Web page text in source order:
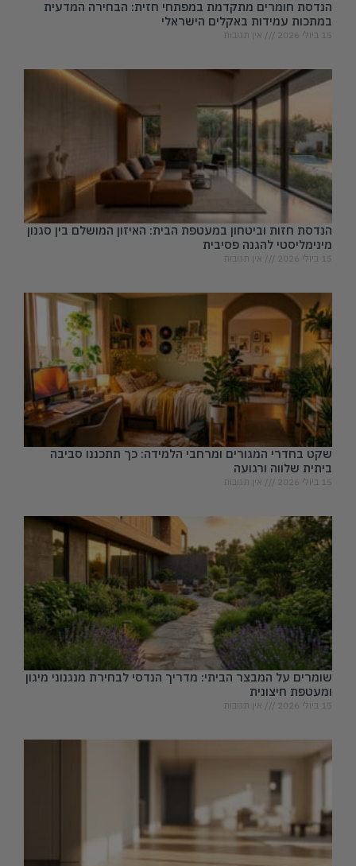
הנדסת חומרים מתקדמת במפתחי חזית: הבחירה המדעית
במתכות עמידות באקלים הישראלי
15 ביולי 2026 אין תגובות
הנדסת חזות וביטחון במעטפת הבית: האיזון המושלם בין סגנון
מינימליסטי להגנה פסיבית
15 ביולי 2026 אין תגובות
שקט בחדרי המגורים ומרחבי הלמידה: כך תתכננו סביבה
ביתית שלווה ורגועה
15 ביולי 2026 אין תגובות
שומרים על המבצר הביתי: מדריך הנדסי לבחירת מנגנוני מיגון
ומעטפת חיצונית
15 ביולי 2026 אין תגובות